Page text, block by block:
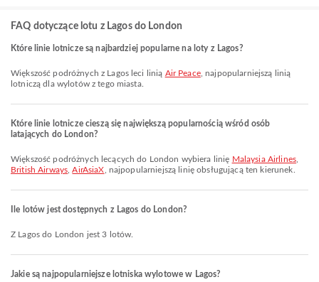
FAQ dotyczące lotu z Lagos do London
Które linie lotnicze są najbardziej popularne na loty z Lagos?
Większość podróżnych z Lagos leci linią Air Peace, najpopularniejszą linią
lotniczą dla wylotów z tego miasta.
Które linie lotnicze cieszą się największą popularnością wśród osób
latających do London?
Większość podróżnych lecących do London wybiera linię Malaysia Airlines,
British Airways ,AirAsiaX , najpopularniejszą linię obsługującą ten kierunek.
Ile lotów jest dostępnych z Lagos do London?
Z Lagos do London jest 3 lotów.
Jakie są najpopularniejsze lotniska wylotowe w Lagos?